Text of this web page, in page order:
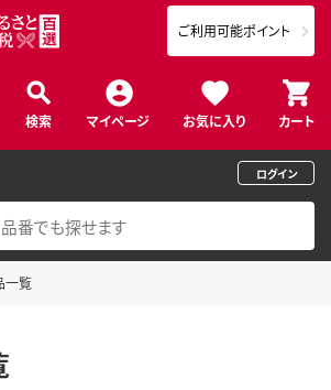
検索 マイページ お気に入り カート
ご利用可能ポイント
ログイン
一覧